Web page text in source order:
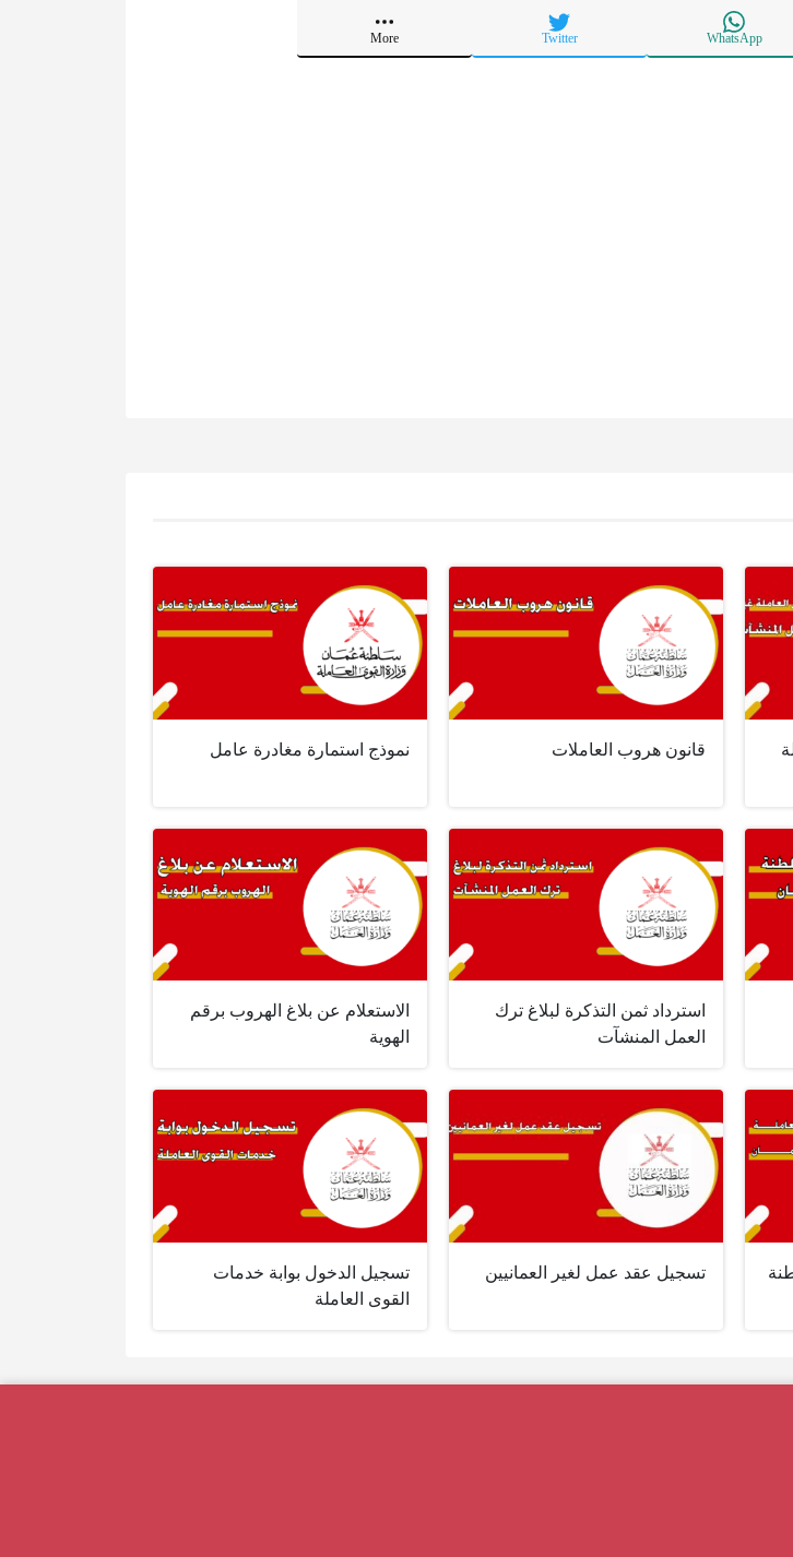
WhatsApp
Twitter
More
قانون هروب العاملات نموذج استمارة مغادرة عامل
استرداد ثمن التذكرة لبلاغ ترك
العمل المنشآت
الاستعلام عن بلاغ الهروب برقم
الهوية
تسجيل عقد عمل لغير العمانيين
تسجيل الدخول بوابة خدمات
القوى العاملة